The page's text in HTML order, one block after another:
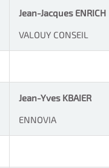
Jean-Jacques ENRICH
VALOUY CONSEIL
Jean-Yves KBAIER
ENNOVIA